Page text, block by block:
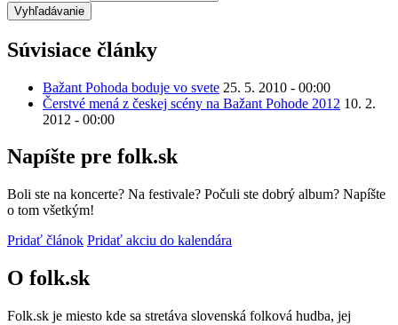
Súvisiace články
Bažant Pohoda boduje vo svete 25. 5. 2010 - 00:00
Čerstvé mená z českej scény na Bažant Pohode 2012 10. 2.
2012 - 00:00
Napíšte pre folk.sk
Boli ste na koncerte? Na festivale? Počuli ste dobrý album? Napíšte
o tom všetkým!
Pridať článok Pridať akciu do kalendára
O folk.sk
Folk.sk je miesto kde sa stretáva slovenská folková hudba, jej